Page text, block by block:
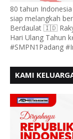
80 tahun
siap melangkah
Berdaulat 🇮🇩
Hari Ulang Tahun
#SMPN1Padang
KAMI